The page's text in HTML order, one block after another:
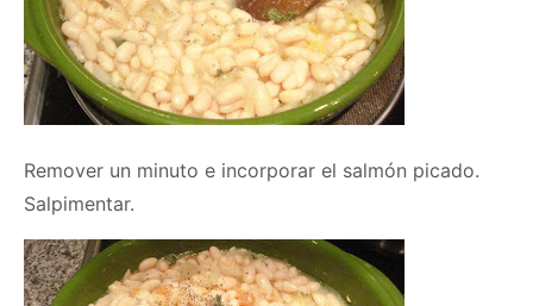
Remover un minuto e incorporar el salmón picado.
Salpimentar.